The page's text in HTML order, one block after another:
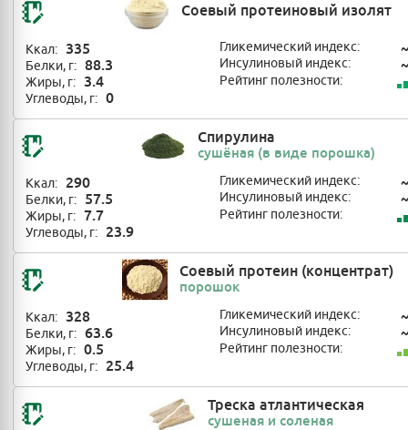
Соевый протеиновый изолят
Ккал: 335
Белки, г: 88.3
Жиры, г: 3.4
Углеводы, г: 0
Гликемический индекс: ~
Инсулиновый индекс: ~
Рейтинг полезности:
Спирулина
сушёная (в виде порошка)
Ккал: 290
Белки, г: 57.5
Жиры, г: 7.7
Углеводы, г: 23.9
Гликемический индекс: ~
Инсулиновый индекс: ~
Рейтинг полезности:
Соевый протеин (концентрат)
порошок
Ккал: 328
Белки, г: 63.6
Жиры, г: 0.5
Углеводы, г: 25.4
Гликемический индекс: ~
Инсулиновый индекс: ~
Рейтинг полезности:
Треска атлантическая
сушеная и соленая